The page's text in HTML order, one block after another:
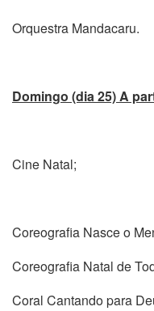
Orquestra Mandacaru.
Domingo (dia 25) A
Cine Natal;
Coreografia Nasce o
Coreografia Natal de
Coral Cantando para